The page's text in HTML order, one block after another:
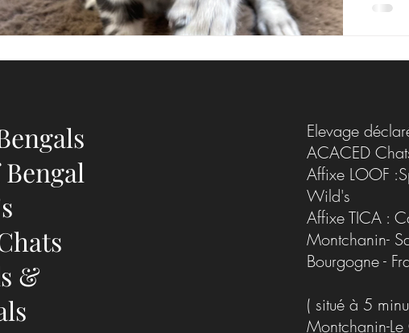
&
Elevage
ACACED
Affixe LOOF
Wild's
Affixe TICA :
Montchanin-
Bourgogne -
( situé à 5
Montchanin-